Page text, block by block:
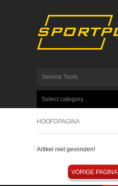
Service Tools
Select category...
HOOFDPAGINA
Artikel niet gevonden!
VORIGE PAGINA